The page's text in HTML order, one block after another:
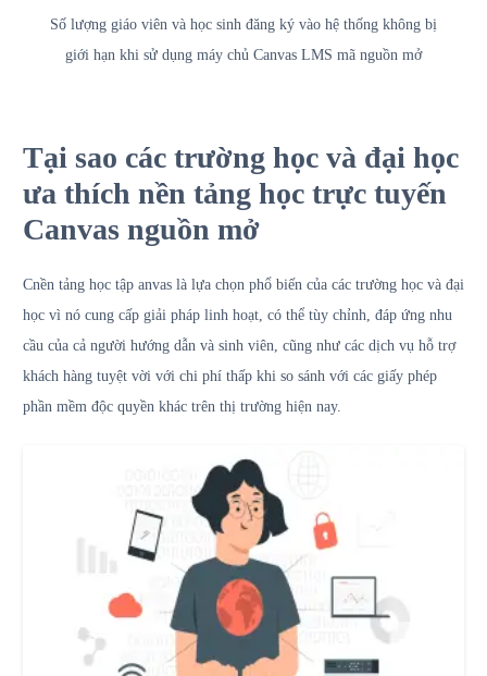
Số lượng giáo viên và học sinh đăng ký vào hệ thống không bị
giới hạn khi sử dụng máy chủ Canvas LMS mã nguồn mở
Tại sao các trường học và đại học
ưa thích nền tảng học trực tuyến
Canvas nguồn mở
Cnền tảng học tập anvas là lựa chọn phổ biến của các trường học và đại
học vì nó cung cấp giải pháp linh hoạt, có thể tùy chỉnh, đáp ứng nhu
cầu của cả người hướng dẫn và sinh viên, cũng như các dịch vụ hỗ trợ
khách hàng tuyệt vời với chi phí thấp khi so sánh với các giấy phép
phần mềm độc quyền khác trên thị trường hiện nay.